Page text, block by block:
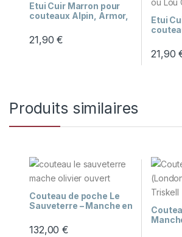
Etui Cuir Marron pour
couteaux Alpin, Armor,
Yssingeaux
21,90€
Etui
21,90
Produits similaires
Couteau de poche Le
Sauveterre – Manche en
132,00€